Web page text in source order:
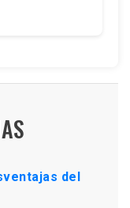
del